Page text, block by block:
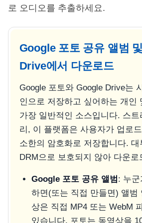
로 오디오를 추출하세요.
Google 포토 공유 앨범
Drive에서 다운로드
Google 포토와 Google Drive는
인으로 저장하고 싶어하는 개인
가장 일반적인 소스입니다. 스
리, 이 플랫폼은 사용자가 업로
소한의 암호화로 저장합니다. 대
DRM으로 보호되지 않아 다운
Google 포토 공유 앨범: 누
하면(또는 직접 만들면) 앨범
상은 직접 MP4 또는 WebM
있습니다. 포토는 동영상을